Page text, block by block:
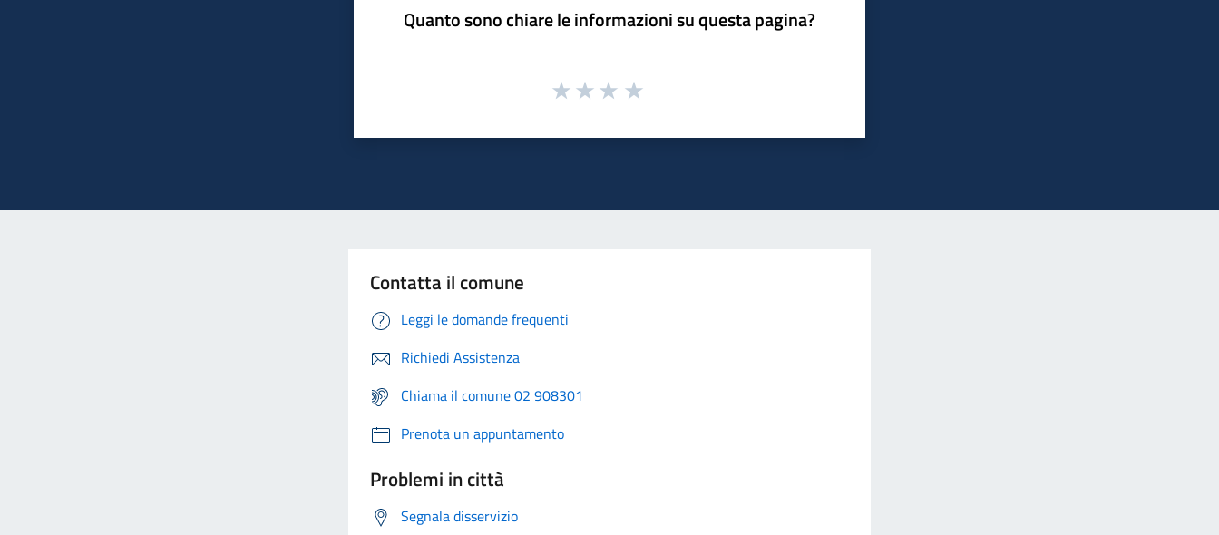
Quanto sono chiare le informazioni su questa pagina?
Contatta il comune
Leggi le domande frequenti
Richiedi Assistenza
Chiama il comune 02 908301
Prenota un appuntamento
Problemi in città
Segnala disservizio